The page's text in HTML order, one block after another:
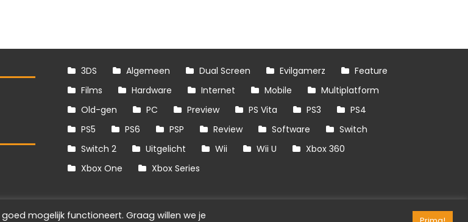
3DS Algemeen Dual Screen Evilgamerz
Feature
Films
Hardware Internet Mobile
Multiplatform
Old-gen
PC Preview PS Vita PS3
PS4
PS5
PS6 PSP Review Software
Switch
Switch 2
Uitgelicht Wii Wii U
Xbox 360
Xbox One
Xbox Series
mogelijk functioneert. Graag willen we je